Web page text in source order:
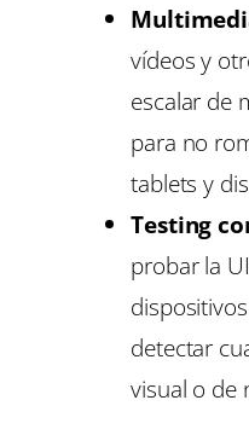
vídeos y
escalar de
para no
tablets y
Testing
probar la
detectar
visual o de